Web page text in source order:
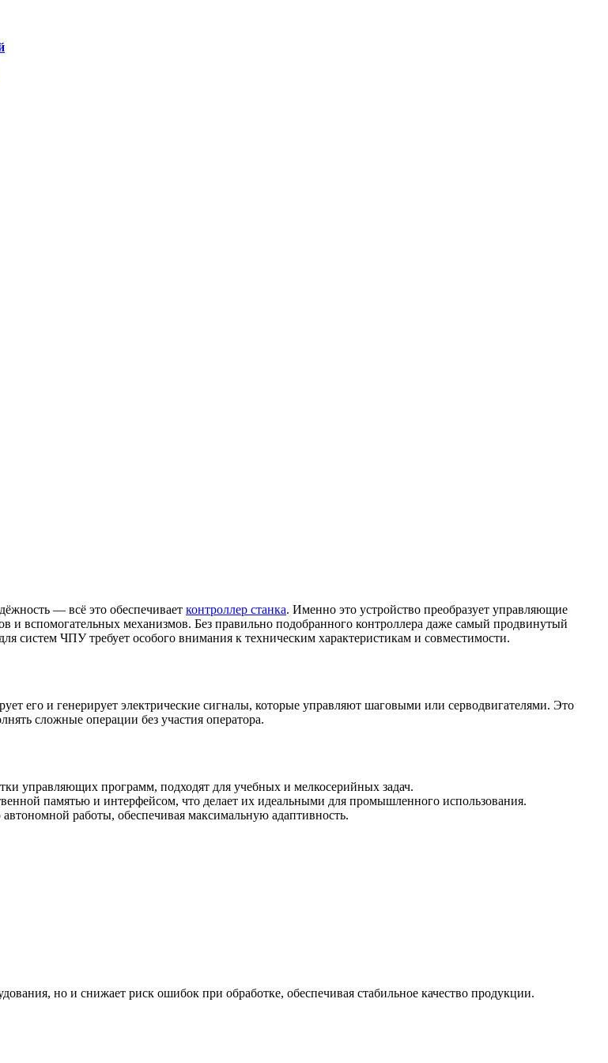
— всё это обеспечивает контроллер станка. Именно это устройство преобразует управляющие
и вспомогательных механизмов. Без правильно подобранного контроллера даже самый продвинутый
систем ЧПУ требует особого внимания к техническим характеристикам и совместимости.
его и генерирует электрические сигналы, которые управляют шаговыми или серводвигателями. Это
сложные операции без участия оператора.
управляющих программ, подходят для учебных и мелкосерийных задач.
памятью и интерфейсом, что делает их идеальными для промышленного использования.
работы, обеспечивая максимальную адаптивность.
но и снижает риск ошибок при обработке, обеспечивая стабильное качество продукции.